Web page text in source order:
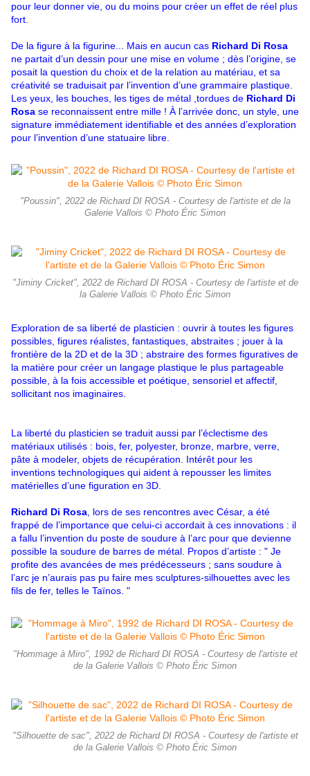
pour leur donner vie, ou du moins pour créer un effet de réel plus
fort.
De la figure à la figurine... Mais en aucun cas Richard Di Rosa
ne partait d’un dessin pour une mise en volume ; dès l’origine, se
posait la question du choix et de la relation au matériau, et sa
créativité se traduisait par l’invention d’une grammaire plastique.
Les yeux, les bouches, les tiges de métal ,tordues de Richard Di
Rosa se reconnaissent entre mille ! À l’arrivée donc, un style, une
signature immédiatement identifiable et des années d’exploration
pour l’invention d’une statuaire libre.
"Poussin", 2022 de Richard DI ROSA - Courtesy de l'artiste et de la
Galerie Vallois © Photo Éric Simon
"Jiminy Cricket", 2022 de Richard DI ROSA - Courtesy de l'artiste et de
la Galerie Vallois © Photo Éric Simon
Exploration de sa liberté de plasticien : ouvrir à toutes les figures
possibles, figures réalistes, fantastiques, abstraites ; jouer à la
frontière de la 2D et de la 3D ; abstraire des formes figuratives de
la matière pour créer un langage plastique le plus partageable
possible, à la fois accessible et poétique, sensoriel et affectif,
sollicitant nos imaginaires.
La liberté du plasticien se traduit aussi par l’éclectisme des
matériaux utilisés : bois, fer, polyester, bronze, marbre, verre,
pâte à modeler, objets de récupération. Intérêt pour les
inventions technologiques qui aident à repousser les limites
matérielles d’une figuration en 3D.
Richard Di Rosa , lors de ses rencontres avec César, a été
frappé de l’importance que celui-ci accordait à ces innovations : il
a fallu l’invention du poste de soudure à l’arc pour que devienne
possible la soudure de barres de métal. Propos d’artiste : " Je
profite des avancées de mes prédécesseurs ; sans soudure à
l’arc je n’aurais pas pu faire mes sculptures-silhouettes avec les
fils de fer, telles le Taïnos. "
"Hommage à Miro", 1992 de Richard DI ROSA - Courtesy de l'artiste et
de la Galerie Vallois © Photo Éric Simon
"Silhouette de sac", 2022 de Richard DI ROSA - Courtesy de l'artiste et
de la Galerie Vallois © Photo Éric Simon